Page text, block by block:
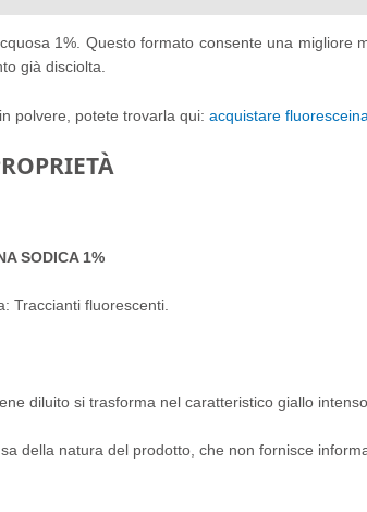
1%. Questo formato consente una migliore
già disciolta.
polvere, potete trovarla qui: acquistare
SODICA 1%
Traccianti fluorescenti.
diluito si trasforma nel caratteristico giallo
della natura del prodotto, che non fornisce